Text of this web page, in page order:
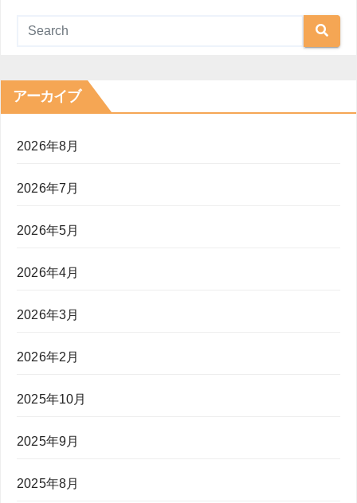
アーカイブ
2026年8月
2026年7月
2026年5月
2026年4月
2026年3月
2026年2月
2025年10月
2025年9月
2025年8月